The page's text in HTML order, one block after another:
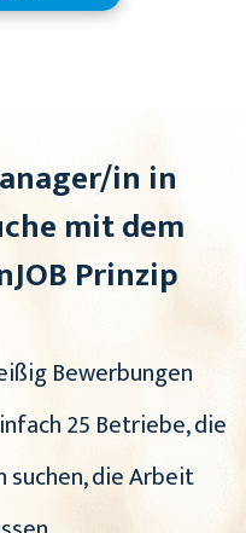
in in
mit dem
Prinzip
Bewerbungen
25 Betriebe, die
suchen, die Arbeit